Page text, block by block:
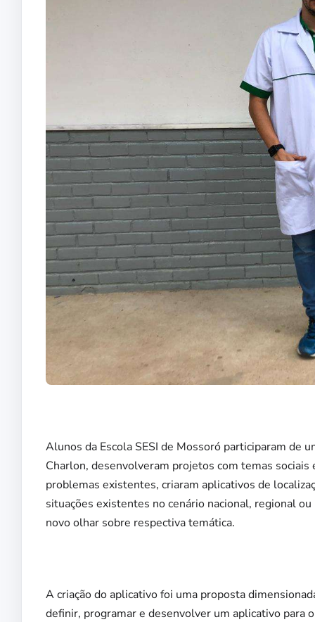
Alunos da Escola SESI de Mossoró participaram de
Charlon, desenvolveram projetos com temas
problemas existentes, criaram aplicativos de
situações existentes no cenário nacional, regional
novo olhar sobre respectiva temática.
A criação do aplicativo foi uma proposta
definir, programar e desenvolver um aplicativo para